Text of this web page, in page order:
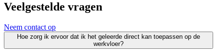
Veelgestelde vragen
Neem contact op
Hoe zorg ik ervoor dat ik het geleerde direct kan toepassen op de
werkvloer?